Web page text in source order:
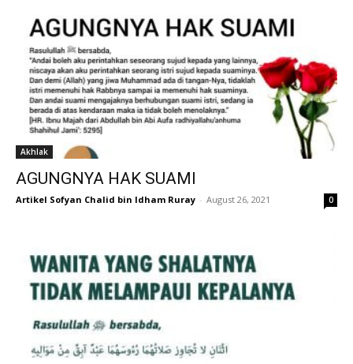
Akhlak
AGUNGNYA HAK SUAMI
Artikel Sofyan Chalid bin Idham Ruray - August 26, 2021 0